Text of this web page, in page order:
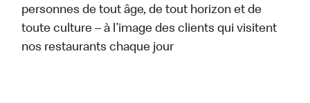
personnes de tout âge, de tout horizon et de
toute culture – à l’image des clients qui visitent
nos restaurants chaque jour